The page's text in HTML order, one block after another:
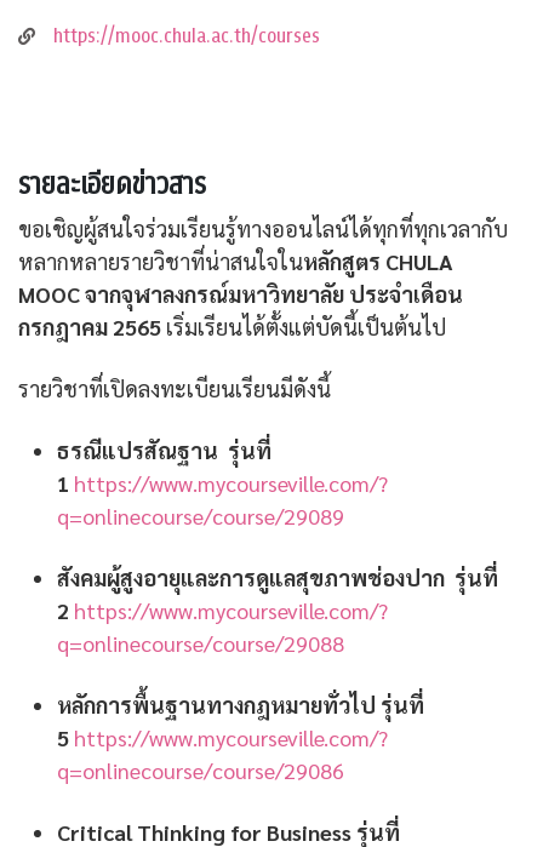
https://mooc.chula.ac.th/courses
รายละเอียดข่าวสาร
ขอเชิญผู้สนใจร่วมเรียนรู้ทางออนไลน์ได้ทุกที่ทุกเวลากับ
หลากหลายรายวิชาที่น่าสนใจในหลักสูตร CHULA
MOOC จากจุฬาลงกรณ์มหาวิทยาลัย ประจำเดือน
กรกฎาคม 2565 เริ่มเรียนได้ตั้งแต่บัดนี้เป็นต้นไป
รายวิชาที่เปิดลงทะเบียนเรียนมีดังนี้
ธรณีแปรสัณฐาน รุ่นที่
1 https://www.mycourseville.com/?
q=onlinecourse/course/29089
สังคมผู้สูงอายุและการดูแลสุขภาพช่องปาก รุ่นที่
2 https://www.mycourseville.com/?
q=onlinecourse/course/29088
หลักการพื้นฐานทางกฎหมายทั่วไป รุ่นที่
5 https://www.mycourseville.com/?
q=onlinecourse/course/29086
Critical Thinking for Business รุ่นที่